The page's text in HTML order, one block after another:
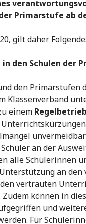
Primarstufe ab
gilt daher
den Schulen der
den Primarstufen
Klassenverband
einem
an der
alle Schülerinnen
an
vertrauten
können in
und
Für